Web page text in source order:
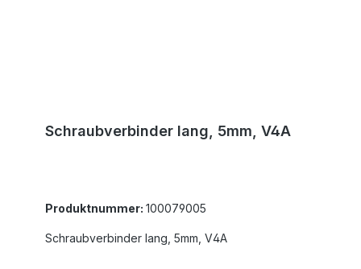
Schraubverbinder lang, 5mm, V4A
Produktnummer: 100079005
Schraubverbinder lang, 5mm, V4A